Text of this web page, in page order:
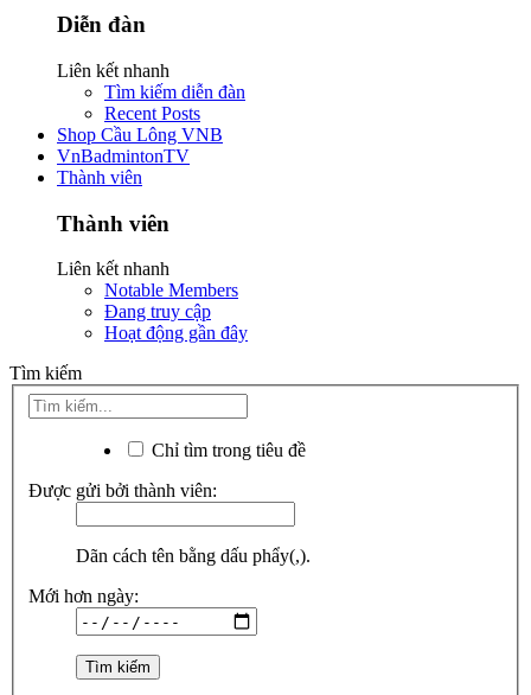
Diễn đàn
Liên kết nhanh
Tìm kiếm diễn đàn
Recent Posts
Shop Cầu Lông VNB
VnBadmintonTV
Thành viên
Thành viên
Liên kết nhanh
Notable Members
Đang truy cập
Hoạt động gần đây
Tìm kiếm
Chỉ tìm trong tiêu đề
Được gửi bởi thành viên:
Dãn cách tên bằng dấu phẩy(,).
Mới hơn ngày: